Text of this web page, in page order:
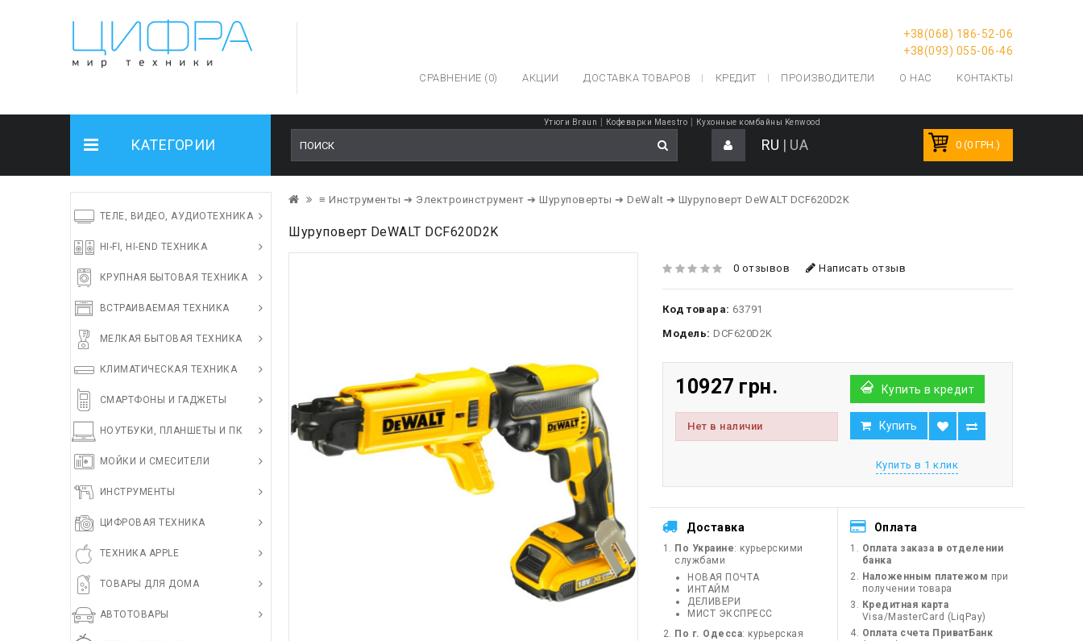
+38(068) 186-52-06
+38(093) 055-06-46
СРАВНЕНИЕ (0) АКЦИИ ДОСТАВКА ТОВАРОВ КРЕДИТ ПРОИЗВОДИТЕЛИ О НАС КОНТАКТЫ
КАТЕГОРИИ
Утюги Braun Кофеварки Maestro Кухонные комбайны Kenwood
RU | UA 0 (0 ГРН.)
ТЕЛЕ, ВИДЕО, АУДИОТЕХНИКА
HI-FI, HI-END ТЕХНИКА
КРУПНАЯ БЫТОВАЯ ТЕХНИКА
ВСТРАИВАЕМАЯ ТЕХНИКА
МЕЛКАЯ БЫТОВАЯ ТЕХНИКА
КЛИМАТИЧЕСКАЯ ТЕХНИКА
СМАРТФОНЫ И ГАДЖЕТЫ
НОУТБУКИ, ПЛАНШЕТЫ И ПК
МОЙКИ И СМЕСИТЕЛИ
ИНСТРУМЕНТЫ
ЦИФРОВАЯ ТЕХНИКА
ТЕХНИКА APPLE
ТОВАРЫ ДЛЯ ДОМА
АВТОТОВАРЫ
≡ Инструменты ➔ Электроинструмент ➔ Шуруповерты ➔ DeWalt ➔ Шуруповерт DeWALT DCF620D2K
Шуруповерт DeWALT DCF620D2K
0 отзывов Написать отзыв
Код товара: 63791
Модель: DCF620D2K
10927 грн. Купить в кредит
Нет в наличии Купить
Купить в 1 клик
Доставка
По Украине: курьерскими
службами
НОВАЯ ПОЧТА
ИНТАЙМ
ДЕЛИВЕРИ
МИСТ ЭКСПРЕСС
По г. Одесса: курьерская
Оплата
Оплата заказа в отделении
банка
Наложенным платежом при
получении товара
Кредитная карта
Visa/MasterCard (LiqPay)
Оплата счета ПриватБанк